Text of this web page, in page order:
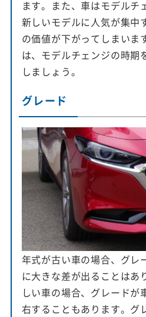
ます。また、車はモデルチ
新しいモデルに人気が集中
の価値が下がってしまいま
は、モデルチェンジの時期
しましょう。
グレード
年式が古い車の場合、グレ
に大きな差が出ることはあ
しい車の場合、グレードが
右することもあります。グ